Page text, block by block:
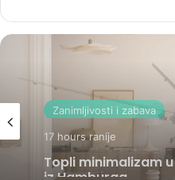
Svijet
18 hours ranije
Bežično
dronove